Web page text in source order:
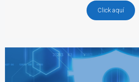
Click aquí